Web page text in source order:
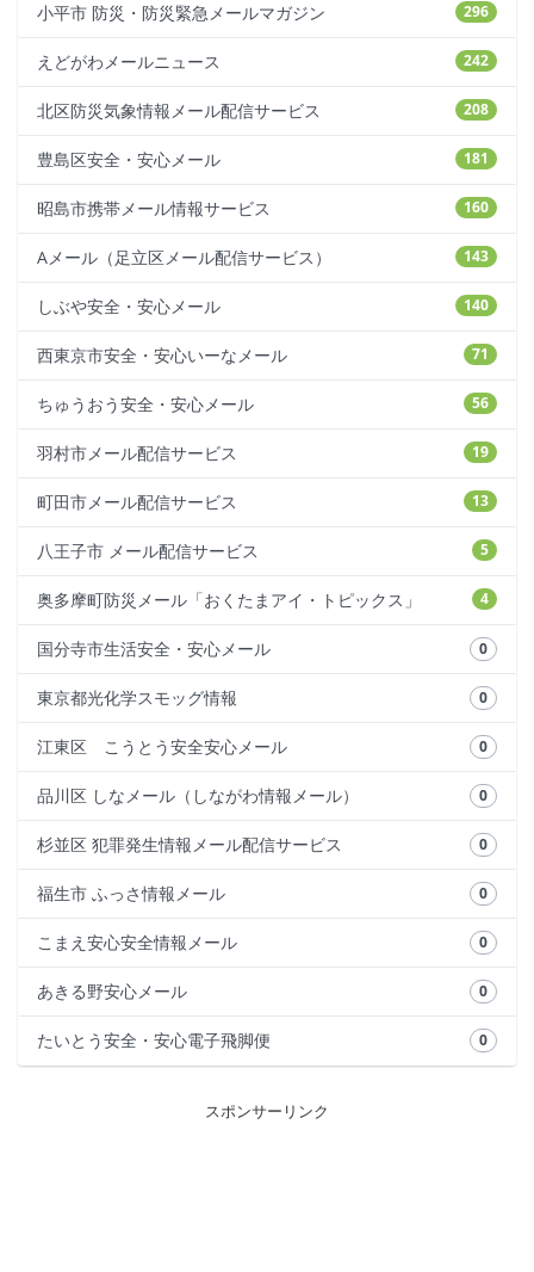
296
小平市 防災・防災緊急メールマガジン
242
えどがわメールニュース
208
北区防災気象情報メール配信サービス
181
豊島区安全・安心メール
160
昭島市携帯メール情報サービス
143
Aメール（足立区メール配信サービス）
140
しぶや安全・安心メール
71
西東京市安全・安心いーなメール
56
ちゅうおう安全・安心メール
19
羽村市メール配信サービス
13
町田市メール配信サービス
5
八王子市 メール配信サービス
4
奥多摩町防災メール「おくたまアイ・トピックス」
0
国分寺市生活安全・安心メール
0
東京都光化学スモッグ情報
0
江東区 こうとう安全安心メール
0
品川区 しなメール（しながわ情報メール）
0
杉並区 犯罪発生情報メール配信サービス
0
福生市 ふっさ情報メール
0
こまえ安心安全情報メール
0
あきる野安心メール
0
たいとう安全・安心電子飛脚便
スポンサーリンク